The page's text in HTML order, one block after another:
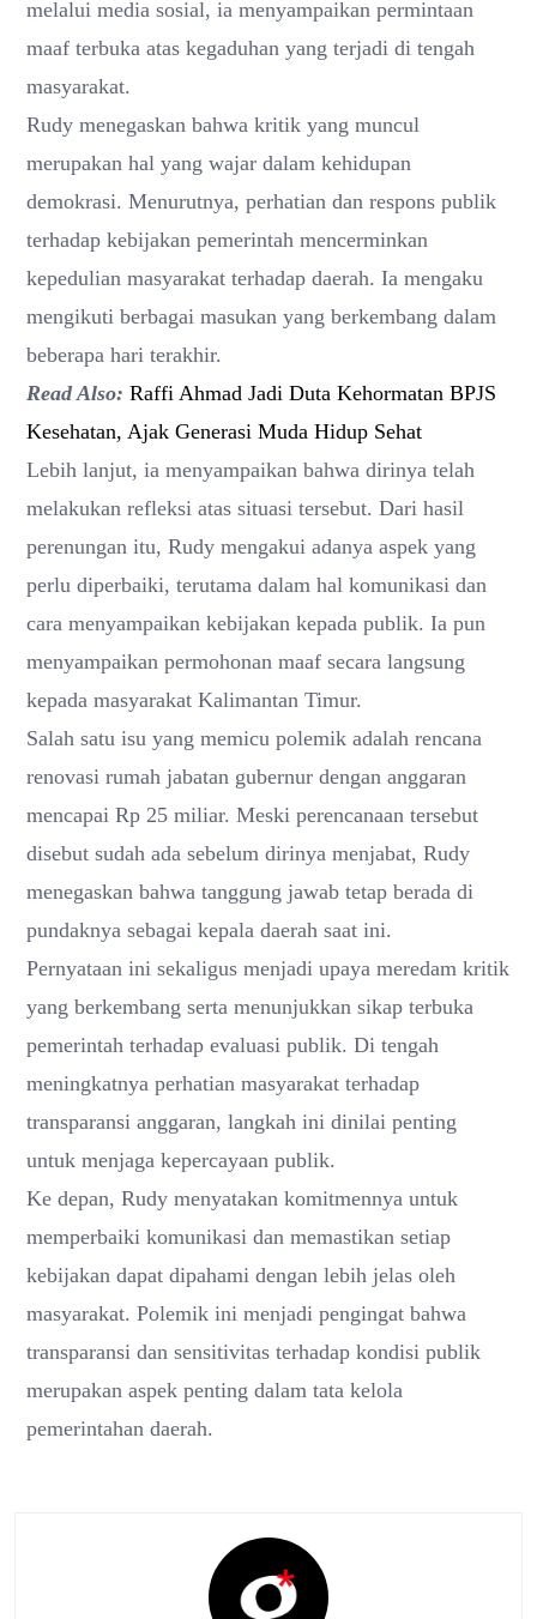
melalui media sosial, ia menyampaikan permintaan
maaf terbuka atas kegaduhan yang terjadi di tengah
masyarakat.
Rudy menegaskan bahwa kritik yang muncul
merupakan hal yang wajar dalam kehidupan
demokrasi. Menurutnya, perhatian dan respons publik
terhadap kebijakan pemerintah mencerminkan
kepedulian masyarakat terhadap daerah. Ia mengaku
mengikuti berbagai masukan yang berkembang dalam
beberapa hari terakhir.
Read Also: Raffi Ahmad Jadi Duta Kehormatan BPJS
Kesehatan, Ajak Generasi Muda Hidup Sehat
Lebih lanjut, ia menyampaikan bahwa dirinya telah
melakukan refleksi atas situasi tersebut. Dari hasil
perenungan itu, Rudy mengakui adanya aspek yang
perlu diperbaiki, terutama dalam hal komunikasi dan
cara menyampaikan kebijakan kepada publik. Ia pun
menyampaikan permohonan maaf secara langsung
kepada masyarakat Kalimantan Timur.
Salah satu isu yang memicu polemik adalah rencana
renovasi rumah jabatan gubernur dengan anggaran
mencapai Rp 25 miliar. Meski perencanaan tersebut
disebut sudah ada sebelum dirinya menjabat, Rudy
menegaskan bahwa tanggung jawab tetap berada di
pundaknya sebagai kepala daerah saat ini.
Pernyataan ini sekaligus menjadi upaya meredam kritik
yang berkembang serta menunjukkan sikap terbuka
pemerintah terhadap evaluasi publik. Di tengah
meningkatnya perhatian masyarakat terhadap
transparansi anggaran, langkah ini dinilai penting
untuk menjaga kepercayaan publik.
Ke depan, Rudy menyatakan komitmennya untuk
memperbaiki komunikasi dan memastikan setiap
kebijakan dapat dipahami dengan lebih jelas oleh
masyarakat. Polemik ini menjadi pengingat bahwa
transparansi dan sensitivitas terhadap kondisi publik
merupakan aspek penting dalam tata kelola
pemerintahan daerah.